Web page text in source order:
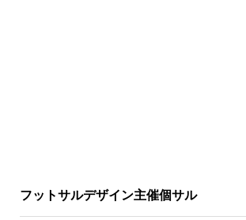
フットサルデザイン主催個サル